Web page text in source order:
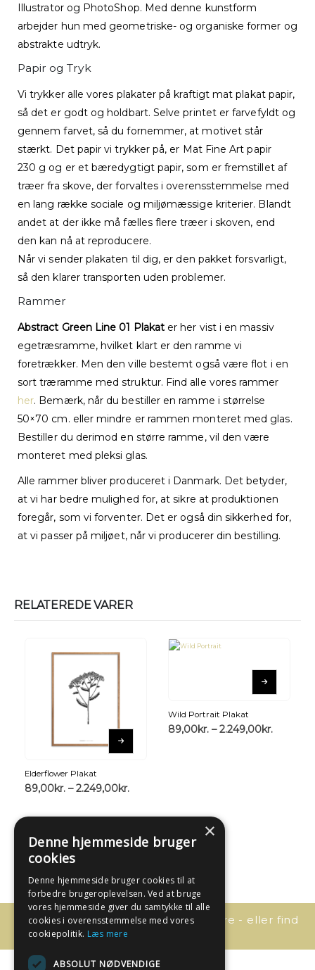
Illustrator og PhotoShop. Med denne kunstform
arbejder hun med geometriske- og organiske former og
abstrakte udtryk.
Papir og Tryk
Vi trykker alle vores plakater på kraftigt mat plakat papir,
så det er godt og holdbart. Selve printet er farvefyldt og
gennem farvet, så du fornemmer, at motivet står
stærkt. Det papir vi trykker på, er Mat Fine Art papir
230 g og er et bæredygtigt papir, som er fremstillet af
træer fra skove, der forvaltes i overensstemmelse med
en lang række sociale og miljømæssige kriterier. Blandt
andet at der ikke må fælles flere træer i skoven, end
den kan nå at reproducere.
Når vi sender plakaten til dig, er den pakket forsvarligt,
så den klarer transporten uden problemer.
Rammer
Abstract Green Line 01 Plakat er her vist i en massiv
egetræsramme, hvilket klart er den ramme vi
foretrækker. Men den ville bestemt også være flot i en
sort træramme med struktur. Find alle vores rammer
her. Bemærk, når du bestiller en ramme i størrelse
50×70 cm. eller mindre er rammen monteret med glas.
Bestiller du derimod en større ramme, vil den være
monteret med pleksi glas.
Alle rammer bliver produceret i Danmark. Det betyder,
at vi har bedre mulighed for, at sikre at produktionen
foregår, som vi forventer. Det er også din sikkerhed for,
at vi passer på miljøet, når vi producerer din bestilling.
RELATEREDE VARER
Elderflower Plakat
89,00kr. – 2.249,00kr.
Wild Portrait Plakat
89,00kr. – 2.249,00kr.
Har du spørgsmål, så kontakt os bare - eller find
svaret her:
×
Denne hjemmeside bruger
cookies
Denne hjemmeside bruger cookies til at
forbedre brugeroplevelsen. Ved at bruge
vores hjemmeside giver du samtykke til alle
cookies i overensstemmelse med vores
cookiepolitik. Læs mere
ABSOLUT NØDVENDIGE